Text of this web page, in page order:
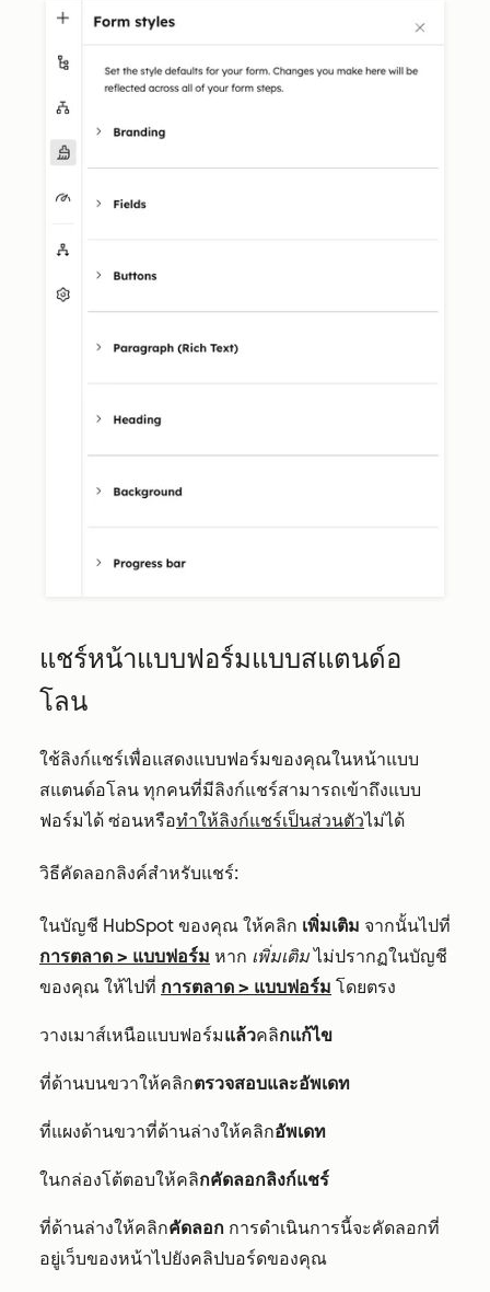
แชร์หน้าแบบฟอร์มแบบสแตนด์อ
โลน
ใช้ลิงก์แชร์เพื่อแสดงแบบฟอร์มของคุณในหน้าแบบ
สแตนด์อโลน ทุกคนที่มีลิงก์แชร์สามารถเข้าถึงแบบ
ฟอร์มได้ ซ่อนหรือทำให้ลิงก์แชร์เป็นส่วนตัวไม่ได้
วิธีคัดลอกลิงค์สำหรับแชร์:
ในบัญชี HubSpot ของคุณ ให้คลิก เพิ่มเติม จากนั้นไปที่
การตลาด > แบบฟอร์ม หาก เพิ่มเติมไม่ปรากฏในบัญชี
ของคุณ ให้ไปที่ การตลาด > แบบฟอร์ม โดยตรง
วางเมาส์เหนือแบบฟอร์มแล้วคลิกแก้ไข
ที่ด้านบนขวาให้คลิกตรวจสอบและอัพเดท
ที่แผงด้านขวาที่ด้านล่างให้คลิกอัพเดท
ในกล่องโต้ตอบให้คลิกคัดลอกลิงก์แชร์
ที่ด้านล่างให้คลิกคัดลอก การดำเนินการนี้จะคัดลอกที่
อยู่เว็บของหน้าไปยังคลิปบอร์ดของคุณ